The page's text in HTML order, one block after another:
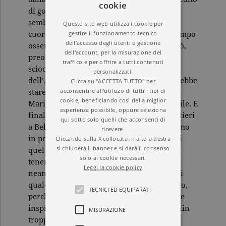
di godere. Ma in quella tiepida primavera
sembra abbia iniziato a palpitare anche il
cuore del carabiniere Beola, da qualche tempo
osservato speciale del maresciallo Maccadò,
preoccupato che il giovane non commetta
sciocchezze violando il regolamento
dell’Arma. Anche il maresciallo però dovrebbe
stare attento, perché indispettire la moglie
Maristella potrebbe rendergli la vita difficile. E
finalmente arriva il gran giorno dei panettieri
a Bellano, impreziosito dal Federale di Como
in persona, che vorrebbe saperne di più di
quel paese turbolento dove non si riesce a
tenere in piedi una sezione del Partito
neanche a piangere. Ma niente, dev’esserci
qualcosa nell’aria che fa andare tutto storto,
perché sul più bello un furto, che parrebbe
inspiegabile, finisce per agitare acque già fin
troppo mosse.
cookie
Questo sito web utilizza i cookie per
gestire il funzionamento tecnico
dell'accesso degli utenti e gestione
dell'account, per la misurazione del
traffico e per offrire a tutti contenuti
personalizzati.
Clicca su "ACCETTA TUTTO" per
acconsentire all'utilizzo di tutti i tipi di
cookie, beneficiando così della miglior
esperienza possibile, oppure seleziona
qui sotto solo quelli che acconsenti di
ricevere.
Cliccando sulla X collocata in alto a destra
si chiuderà il banner e si darà il consenso
solo ai cookie necessari.
Leggi la cookie policy
TECNICI ED EQUIPARATI
MISURAZIONE